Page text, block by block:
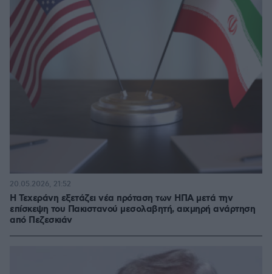
Η Τεχεράνη εξετάζει νέα πρόταση των ΗΠΑ μετά την
επίσκεψη του Πακιστανού μεσολαβητή, αιχμηρή ανάρτηση
από Πεζεσκιάν
20.05.2026, 21:52